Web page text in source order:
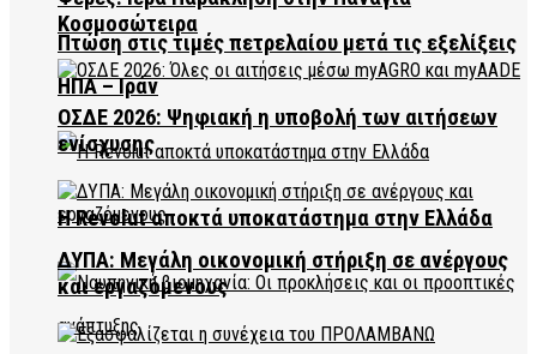
Πτώση στις τιμές πετρελαίου μετά τις εξελίξεις
ΗΠΑ – Ιράν
Η Revolut αποκτά υποκατάστημα στην Ελλάδα
Κοσμοσώτειρα
ΟΣΔΕ 2026: Ψηφιακή η υποβολή των αιτήσεων
ενίσχυσης
ΔΥΠΑ: Μεγάλη οικονομική στήριξη σε ανέργους
και εργαζόμενους